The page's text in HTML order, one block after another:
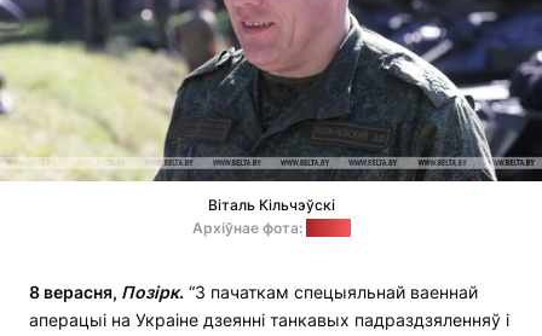
Віталь Кільчэўскі
Архіўнае фота:
8 верасня, Позірк. “З пачаткам спецыяльнай ваеннай
аперацыі на Украіне дзеянні танкавых падраздзяленняў і